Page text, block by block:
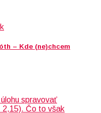
– Kde (ne)chcem